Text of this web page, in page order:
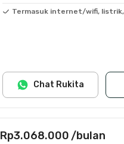
Termasuk internet/wifi, listrik,
Chat Rukita
Rp3.068.000 /bulan